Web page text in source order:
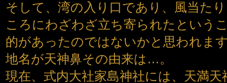
そして、湾の入り口であり、風当た
ころにわざわざ立ち寄られたという
的があったのではないかと思われま
地名が天神鼻その由来は…。
現在、式内大社家島神社には、天満